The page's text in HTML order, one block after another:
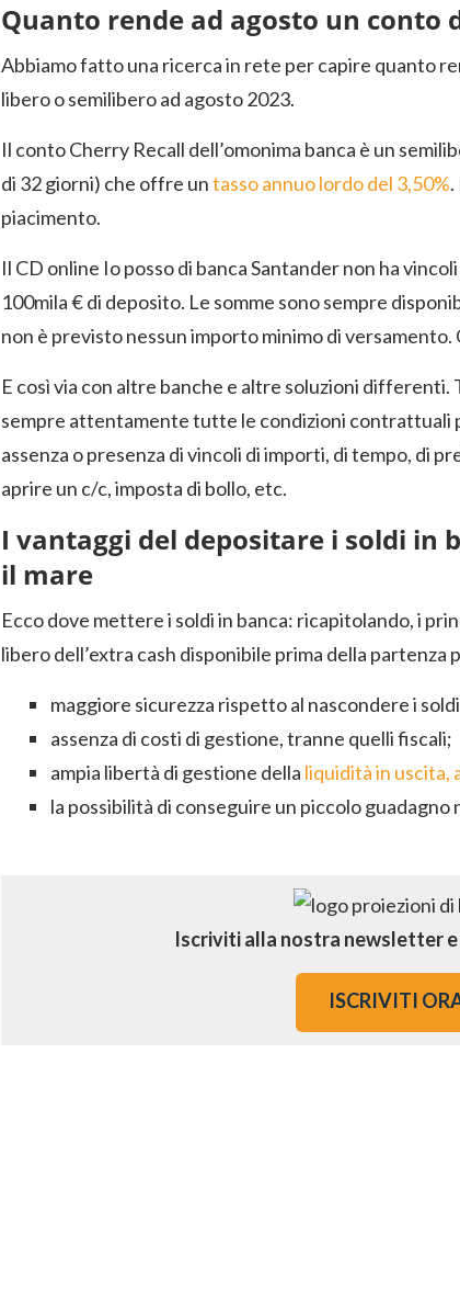
Quanto rende ad agosto un conto
Abbiamo fatto una ricerca in rete per capire quanto
libero o semilibero ad agosto 2023.
Il conto Cherry Recall dell’omonima banca è un
di 32 giorni) che offre untasso annuo lordo del 3,50%
piacimento.
Il CD online Io posso di banca Santander non ha
100mila € di deposito. Le somme sono sempre
non è previsto nessun importo minimo di versamento.
E così via con altre banche e altre soluzioni
sempre attentamente tutte le condizioni contrattuali
assenza o presenza di vincoli di importi, di tempo, di
aprire un c/c, imposta di bollo, etc.
I vantaggi del depositare i soldi in
il mare
Ecco dove mettere i soldi in banca: ricapitolando, i
libero dell’extra cash disponibile prima della partenza
maggiore sicurezza rispetto al nascondere i
assenza di costi di gestione, tranne quelli fiscali;
ampia libertà di gestione della liquidità in uscita,
la possibilità di conseguire un piccolo guadagno
Iscriviti alla nostra newsletter
ISCRIVITI